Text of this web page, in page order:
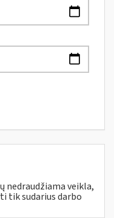
nedraudžiama veikla,
tik sudarius darbo